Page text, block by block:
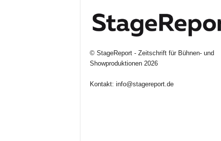
© StageReport - Zeitschrift für Bühnen- und
Showproduktionen2026
Kontakt: info@stagereport.de